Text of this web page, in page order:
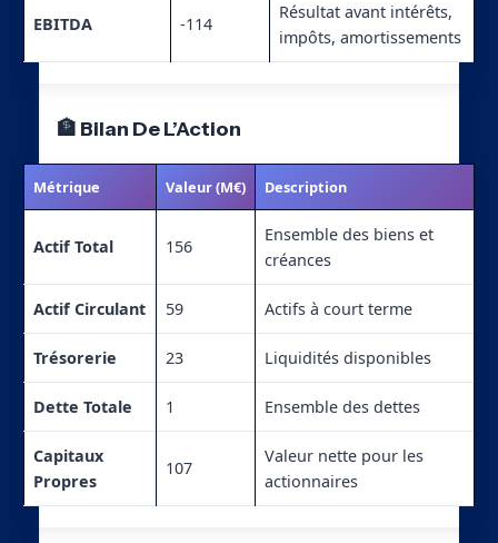
EBITDA -114
Résultat avant intérêts,
impôts, amortissements
🏦 Bilan De L’Action
Métrique Valeur (M€) Description
Actif Total 156
Ensemble des biens et
créances
Actif Circulant 59 Actifs à court terme
Trésorerie 23 Liquidités disponibles
Dette Totale 1 Ensemble des dettes
Capitaux
Propres
107
Valeur nette pour les
actionnaires